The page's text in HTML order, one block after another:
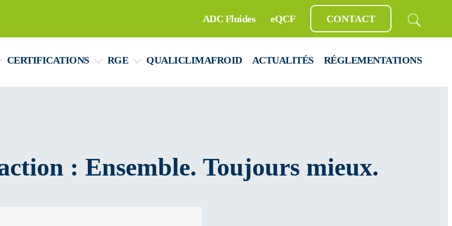
CERTIFICATIONS RGE QUALICLIMAFROID ACTUALITÉS RÉGLEMENTATIONS
ADC Fluides eQCF CONTACT
: Ensemble. Toujours mieux.